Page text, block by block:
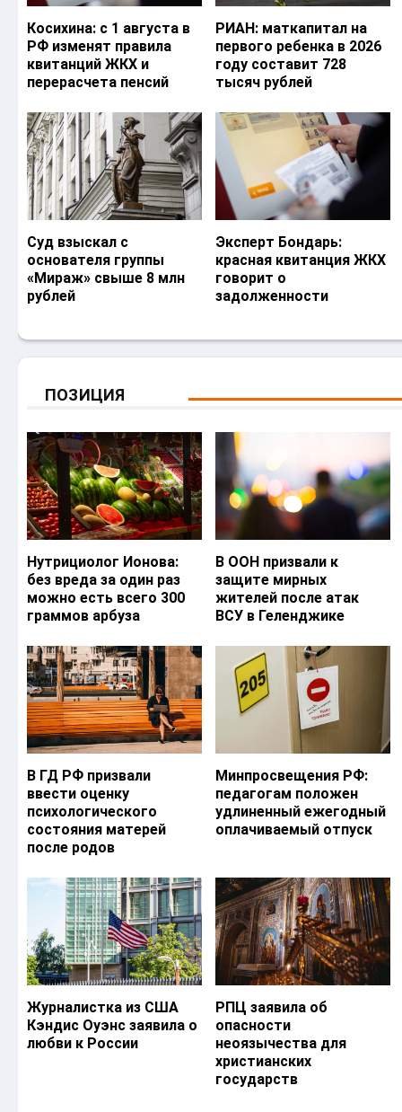
Косихина: с 1 августа в
РФ изменят правила
квитанций ЖКХ и
перерасчета пенсий
РИАН: маткапитал на
первого ребенка в 2026
году составит 728
тысяч рублей
Суд взыскал с
основателя группы
«Мираж» свыше 8 млн
рублей
Эксперт Бондарь:
красная квитанция ЖКХ
говорит о
задолженности
ПОЗИЦИЯ
Нутрициолог Ионова:
без вреда за один раз
можно есть всего 300
граммов арбуза
В ООН призвали к
защите мирных
жителей после атак
ВСУ в Геленджике
В ГД РФ призвали
ввести оценку
психологического
состояния матерей
после родов
Минпросвещения РФ:
педагогам положен
удлиненный ежегодный
оплачиваемый отпуск
Журналистка из США
Кэндис Оуэнс заявила о
любви к России
РПЦ заявила об
опасности
неоязычества для
христианских
государств